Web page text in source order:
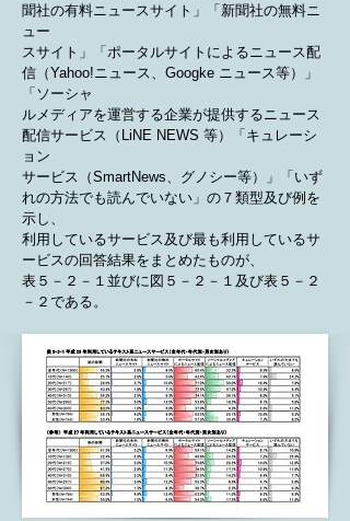
聞社の有料ニュースサイト」「新聞社の無料ニ
ュー
スサイト」「ポータルサイトによるニュース配
信（Yahoo!ニュース、Googke ニュース等）」
「ソーシャ
ルメディアを運営する企業が提供するニュース
配信サービス（LiNE NEWS 等）「キュレーシ
ョン
サービス（SmartNews、グノシー等）」「いず
れの方法でも読んでいない」の７類型及び例を
示し、
利用しているサービス及び最も利用しているサ
ービスの回答結果をまとめたものが、
表５－２－１並びに図５－２－１及び表５－２
－２である。